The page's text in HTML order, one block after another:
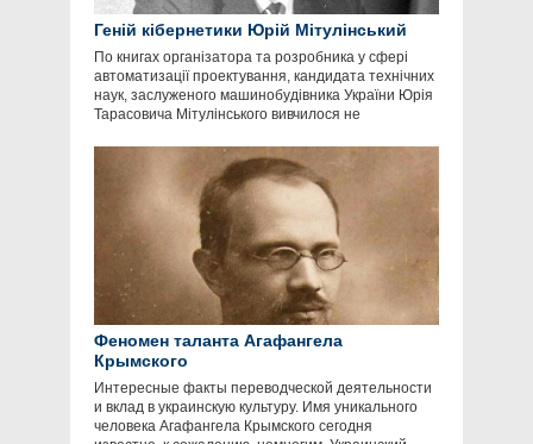
Геній кібернетики Юрій Мітулінський
По книгах організатора та розробника у сфері
автоматизації проектування, кандидата технічних
наук, заслуженого машинобудівника України Юрія
Тарасовича Мітулінського вивчилося не
Феномен таланта Агафангела
Крымского
Интересные факты переводческой деятельности
и вклад в украинскую культуру. Имя уникального
человека Агафангела Крымского сегодня